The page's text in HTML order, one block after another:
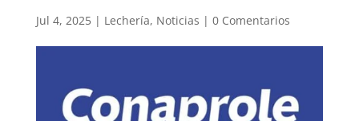
Jul 4, 2025| Lechería, Noticias | 0 Comentarios